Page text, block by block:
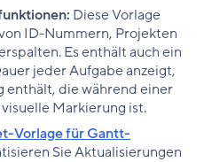
Diese Vorlage
ID-Nummern, Projekten
Es enthält auch ein
jeder Aufgabe anzeigt,
enthält, die während einer
Markierung ist.
Vorlage für Gantt-
Sie Aktualisierungen